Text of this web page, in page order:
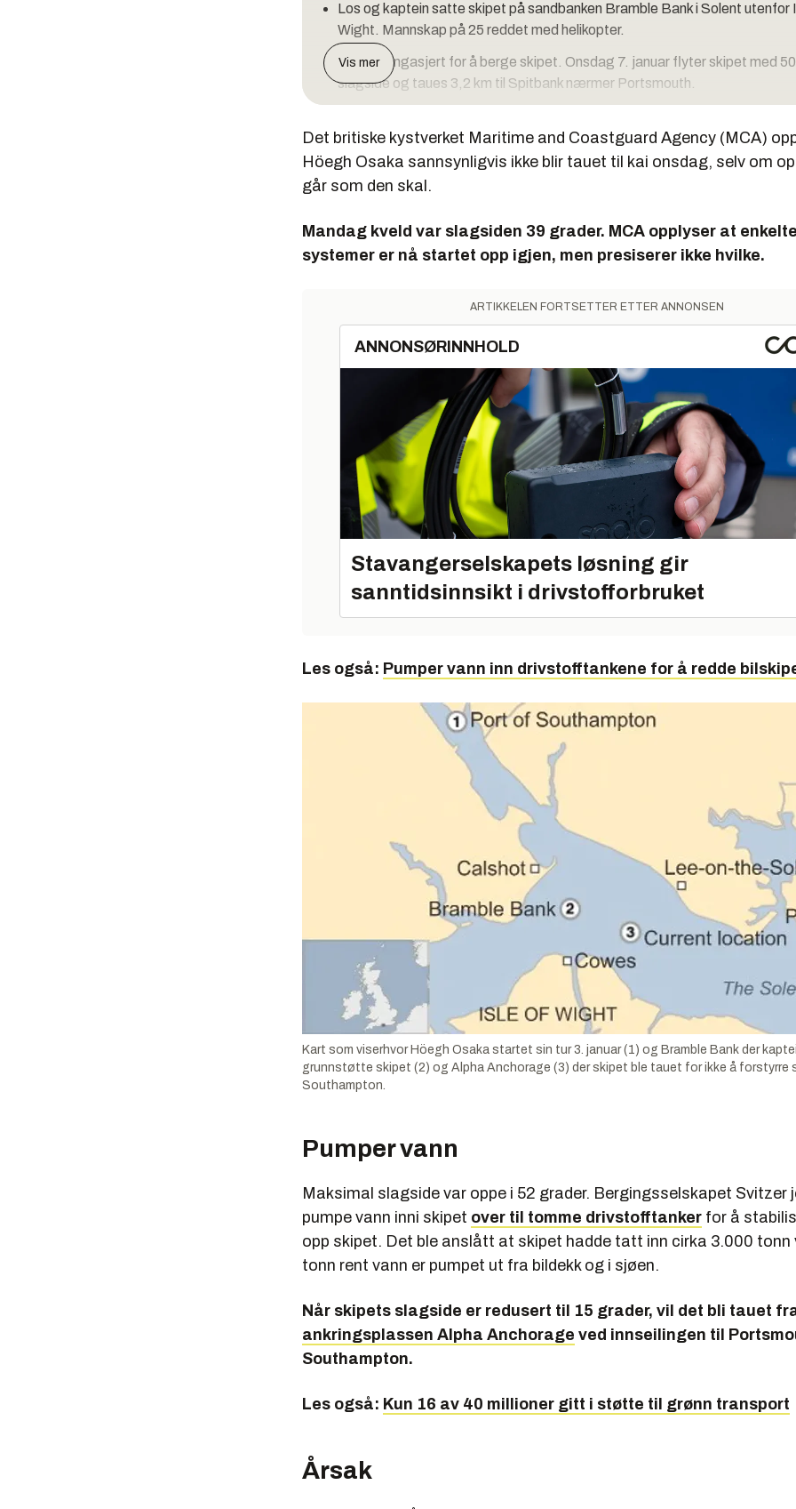
Los og kaptein satte skipet på sandbanken Bramble Bank i Solent utenfor
Wight. Mannskap på 25 reddet med helikopter.
Svitzer engasjert for å berge skipet. Onsdag 7. januar flyter skipet med
slagside og taues 3,2 km til Spitbank nærmer Portsmouth.
anleggsmaskiner.
Skipet går i fast rundtur mellom Europa, Midtøsten og India. Skipet kan ta
og ble bygget i 2000.
Vis mer
Det britiske kystverket Maritime and Coastguard Agency (MCA)
Höegh Osaka sannsynligvis ikke blir tauet til kai onsdag, selv om
går som den skal.
Mandag kveld var slagsiden 39 grader. MCA opplyser at
systemer er nå startet opp igjen, men presiserer ikke hvilke.
ARTIKKELEN FORTSETTER ETTER ANNONSEN
ANNONSØRINNHOLD
Stavangerselskapets løsning gir
sanntidsinnsikt i drivstofforbruket
Les også: Pumper vann inn drivstofftankene for å redde
Kart som viserhvor Höegh Osaka startet sin tur 3. januar (1) og Bramble Bank der
grunnstøtte skipet (2) og Alpha Anchorage (3) der skipet ble tauet for ikke å forstyrre
Southampton.
Pumper vann
Maksimal slagside var oppe i 52 grader. Bergingsselskapet Svitzer
pumpe vann inni skipet over til tomme drivstofftanker for å
opp skipet. Det ble anslått at skipet hadde tatt inn cirka 3.000 tonn
tonn rent vann er pumpet ut fra bildekk og i sjøen.
Når skipets slagside er redusert til 15 grader, vil det bli tauet
ankringsplassen Alpha Anchorage ved innseilingen til
Southampton.
Les også: Kun 16 av 40 millioner gitt i støtte til grønn transport
Årsak